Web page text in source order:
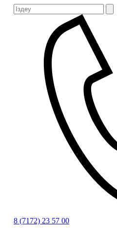
8 (7172) 23 57 00